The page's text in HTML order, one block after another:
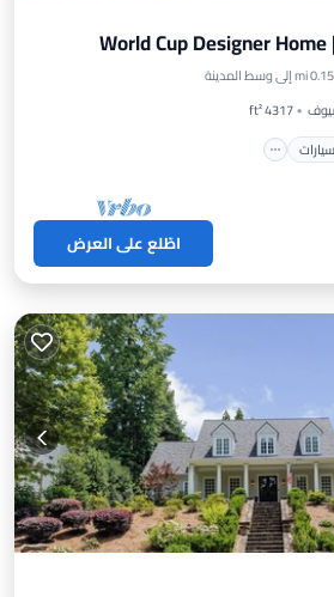
World Cup Designer
0.15 mi إلى وسط المدينة
4317 ft²
موقف سيارات
مسبح
اطّلع على العرض